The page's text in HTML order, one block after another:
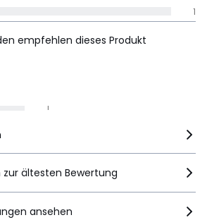
1
0
75% der Kunden
empfehlen dieses Produkt
1
empfehlen dieses Produkt
ältesten Bewertung
ansehen